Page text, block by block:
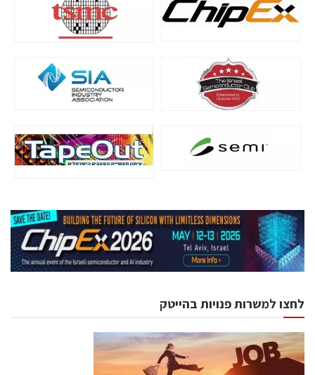
לחצו למשרות פנויות בהייטק